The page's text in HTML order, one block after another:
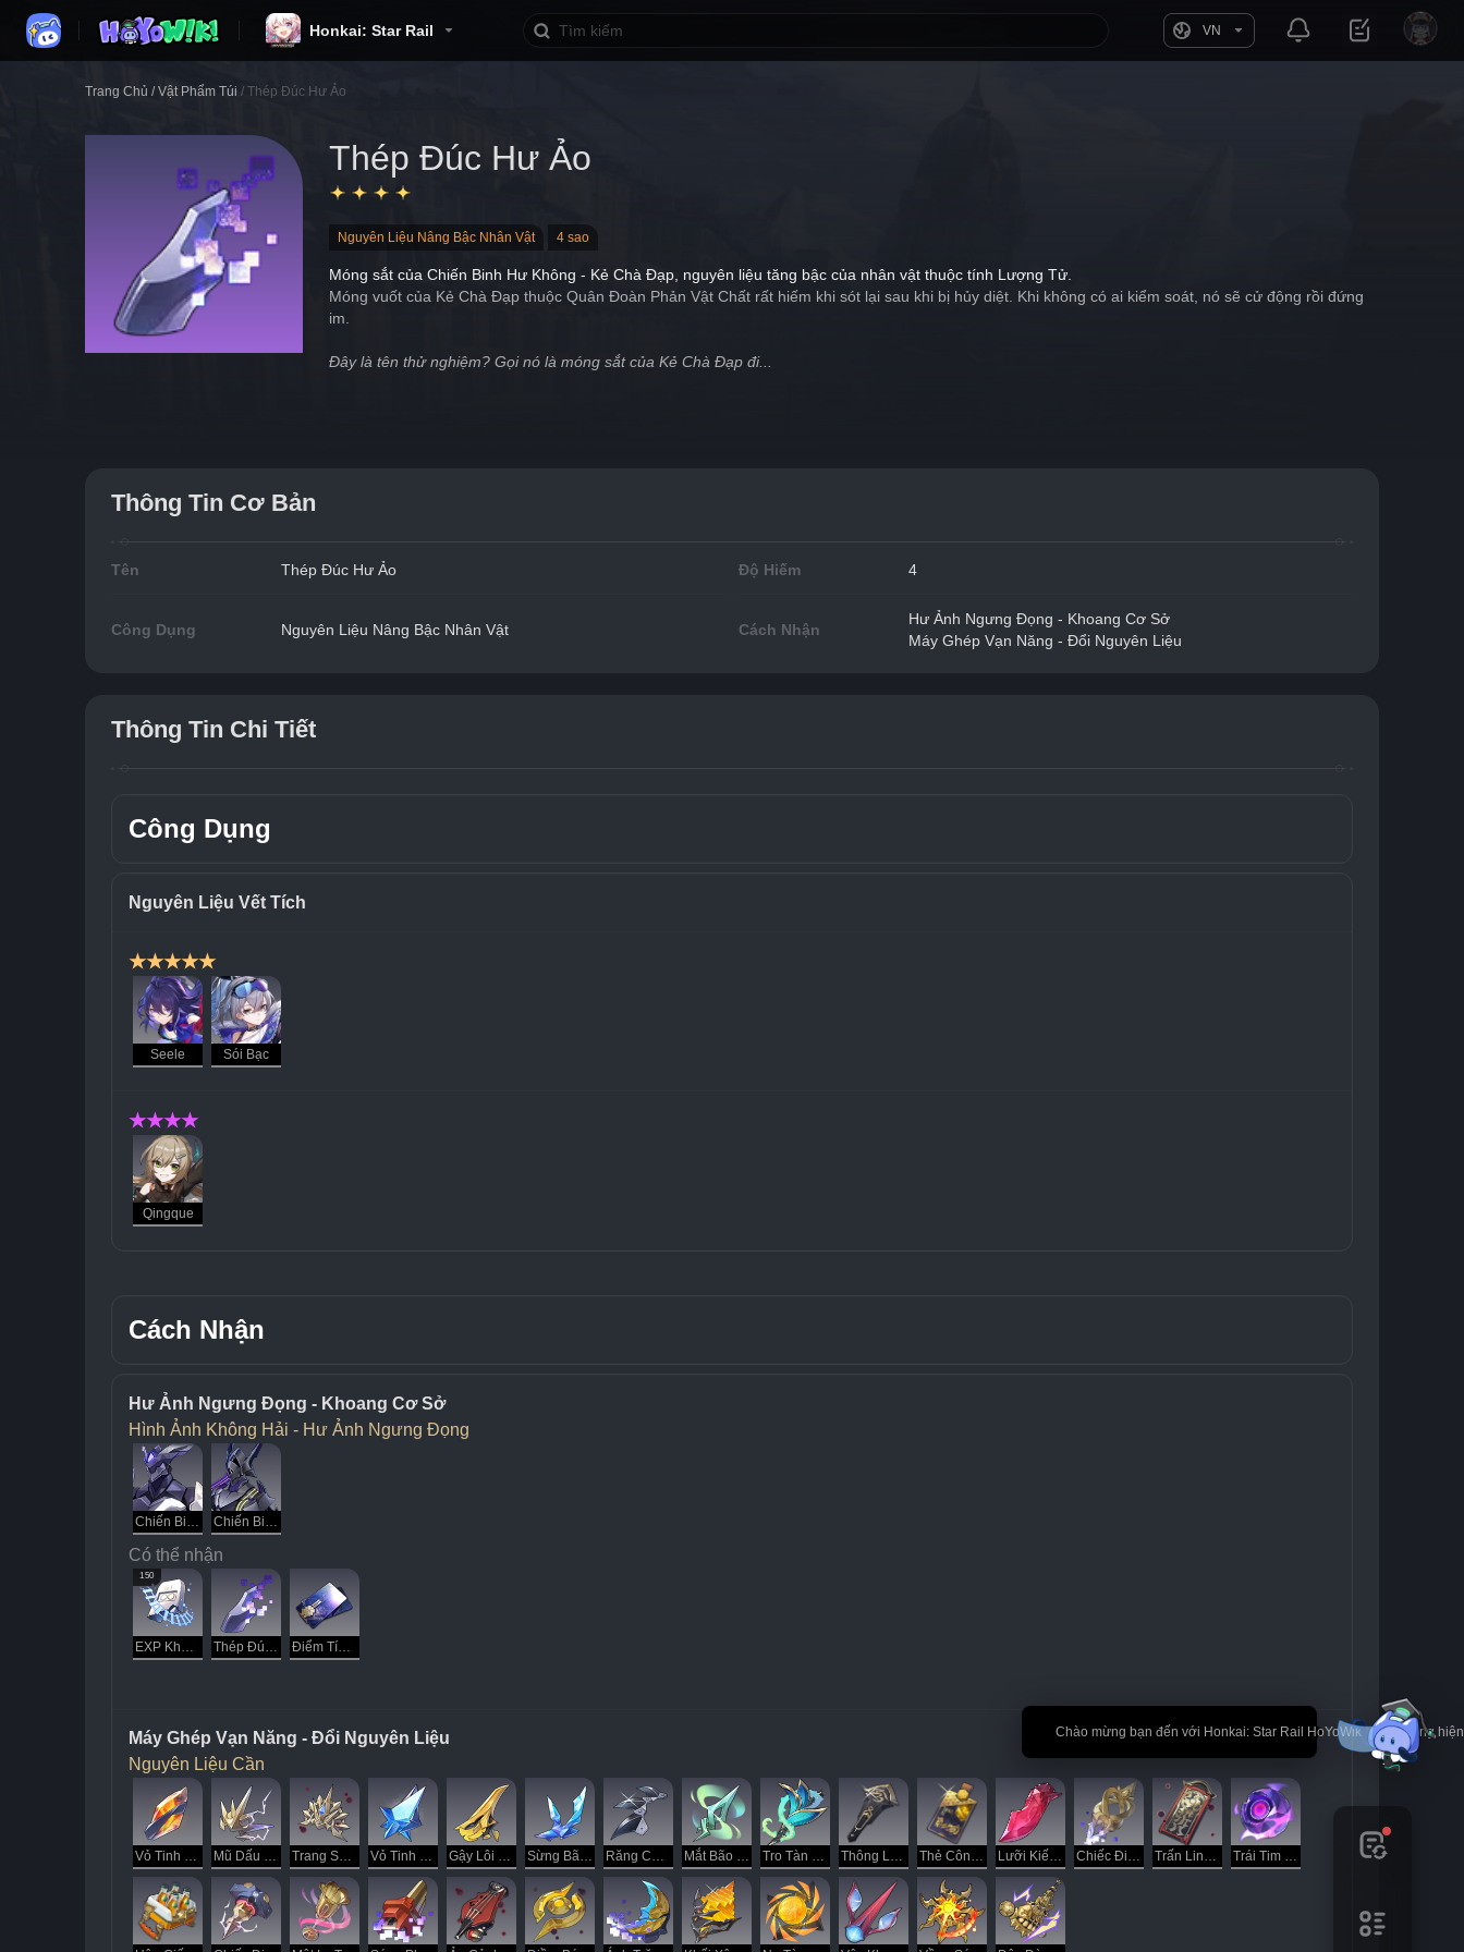
Honkai: Star Rail VN
🎉 Chào mừng bạn đến với Honkai: Star Rail HoYoWiki! * Nội dung
Trang Chủ / Vật Phẩm Túi / Thép Đúc Hư Ảo
Thép Đúc Hư Ảo
Nguyên Liệu Nâng Bậc Nhân Vật 4 sao
Móng sắt của Chiến Binh Hư Không - Kẻ Chà Đạp, nguyên liệu tăng bậc của nhân vật thuộc tính Lượng Tử.
Móng vuốt của Kẻ Chà Đạp thuộc Quân Đoàn Phản Vật Chất rất hiếm khi sót lại sau khi bị hủy diệt. Khi không có ai kiểm soát, nó sẽ cử động rồi đứng
im.
Đây là tên thử nghiệm? Gọi nó là móng sắt của Kẻ Chà Đạp đi...
Thông Tin Cơ Bản
Tên Thép Đúc Hư Ảo Độ Hiếm 4
Công Dụng Nguyên Liệu Nâng Bậc Nhân Vật Cách Nhận
Hư Ảnh Ngưng Đọng - Khoang Cơ Sở
Máy Ghép Vạn Năng - Đổi Nguyên Liệu
Thông Tin Chi Tiết
Công Dụng
Nguyên Liệu Vết Tích
★★★★★
Seele Sói Bạc
★★★★
Qingque
Cách Nhận
Hư Ảnh Ngưng Đọng - Khoang Cơ Sở
Hình Ảnh Không Hải - Hư Ảnh Ngưng Đọng
Chiến Binh Hư Không - Kẻ Chà Đạp Chiến Binh Hư Không - Kẻ Cướp Đoạt
Có thể nhận
150
EXP Khai Phá Thép Đúc Hư Ảo Điểm Tín Dụng
Máy Ghép Vạn Năng - Đổi Nguyên Liệu
Nguyên Liệu Cần
Vỏ Tinh Thể Giữ Nhiệt Mũ Dấu Ấn Xưa Trang Sức Dấu Ấn Xưa Vỏ Tinh Thể Rét Buốt Gậy Lôi Nhà Luyện Hình Sừng Bão Tuyết Răng Cưa Sói Sắt Mắt Bão Gió Tro Tàn Thiên Nhân Thông Lệnh Cõi Âm Thẻ Công Tác IPC Lưỡi Kiếm Quá Nhiệt Chiếc Đinh Của Linh Trưởng Trấn Linh Sắc Phù Trái Tim Căm Phẫn